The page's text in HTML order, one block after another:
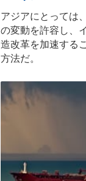
アジアにとっては
の変動を許容し、
造改革を加速する
方法だ。